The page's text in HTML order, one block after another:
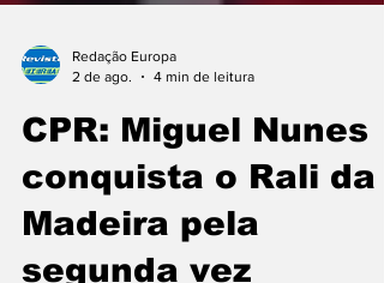
Redação Europa
4 min de leitura
CPR: Miguel Nunes
conquista o Rali da